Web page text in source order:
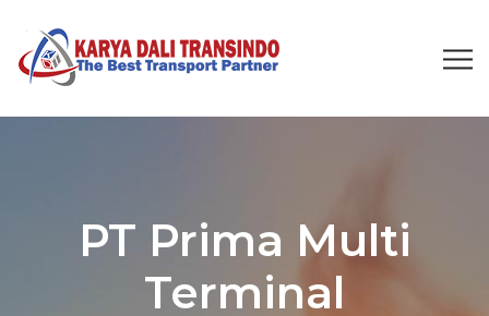
PT Prima Multi
Terminal